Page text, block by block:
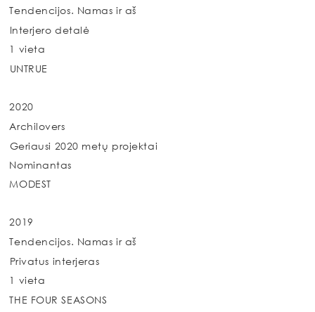
Tendencijos. Namas ir aš
Interjero detalė
1 vieta
UNTRUE
2020
Archilovers
Geriausi 2020 metų projektai
Nominantas
MODEST
2019
Tendencijos. Namas ir aš
Privatus interjeras
1 vieta
THE FOUR SEASONS